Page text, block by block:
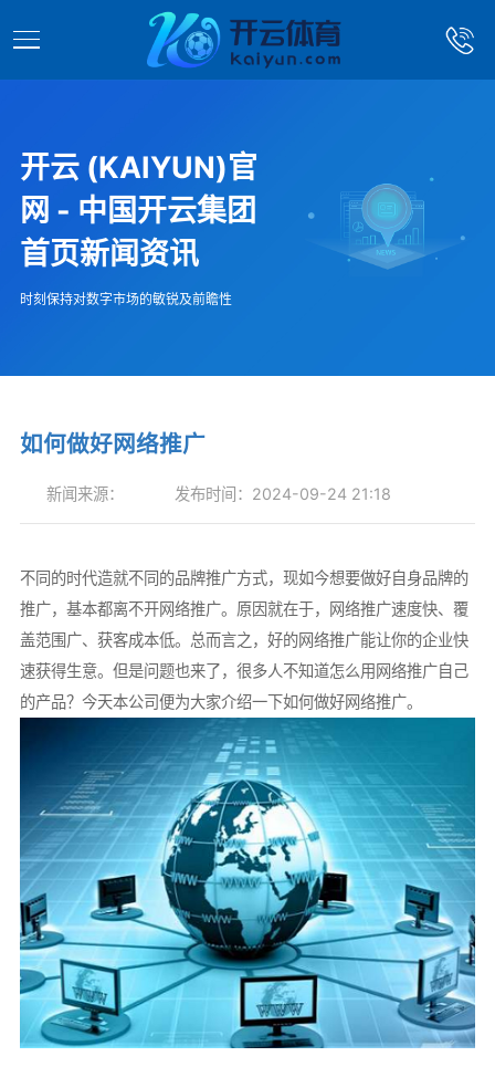
开云 (KAIYUN)官
网 - 中国开云集团
首页新闻资讯
时刻保持对数字市场的敏锐及前瞻性
如何做好网络推广
新闻来源： 发布时间：2024-09-24 21:18
不同的时代造就不同的品牌推广方式，现如今想要做好自身品牌的
推广，基本都离不开网络推广。原因就在于，网络推广速度快、覆
盖范围广、获客成本低。总而言之，好的网络推广能让你的企业快
速获得生意。但是问题也来了，很多人不知道怎么用网络推广自己
的产品？今天本公司便为大家介绍一下如何做好网络推广。